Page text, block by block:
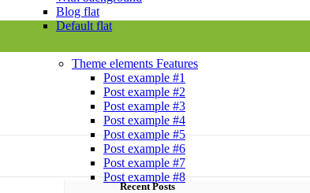
Blog flat
Default flat
Theme elements Features
Post example #1
Post example #2
Post example #3
Post example #4
Post example #5
Post example #6
Post example #7
Post example #8
Recent Posts